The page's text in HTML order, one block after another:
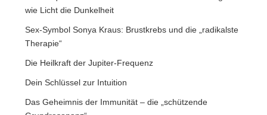
wie Licht die Dunkelheit
Sex-Symbol Sonya Kraus: Brustkrebs und die „radikalste
Therapie“
Die Heilkraft der Jupiter-Frequenz
Dein Schlüssel zur Intuition
Das Geheimnis der Immunität – die „schützende